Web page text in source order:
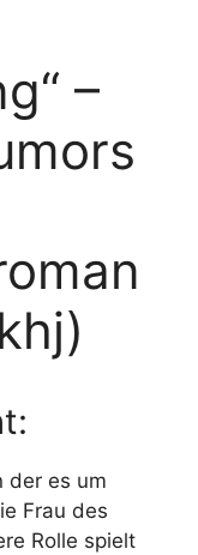
–
der es um
Frau des
Rolle spielt